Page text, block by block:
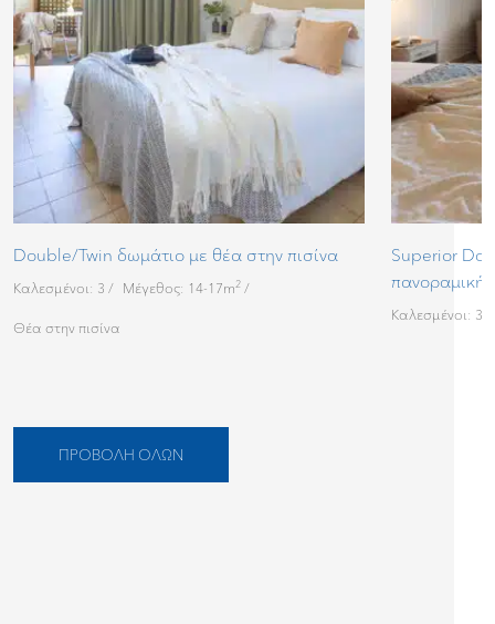
Double/Twin δωμάτιο με θέα στην πισίνα
Καλεσμένοι: 3 Μέγεθος: 14-17m2
Θέα στην πισίνα
Superior
Καλεσμένοι: 3
ΠΡΟΒΟΛΉ ΌΛΩΝ